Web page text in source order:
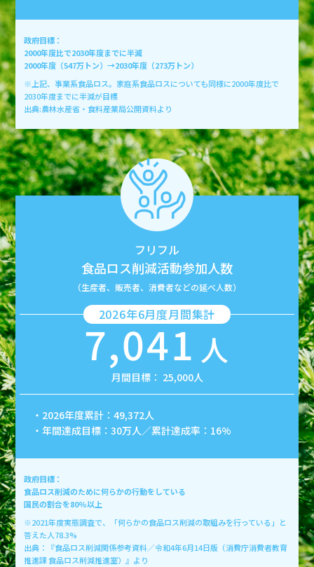
政府目標：
2000年度比で2030年度までに半減
2000年度（547万トン）→2030年度（273万トン）
※上記、事業系食品ロス。家庭系食品ロスについても同様に2000年度比で
2030年度までに半減が目標
出典:農林水産省・食料産業局公開資料より
フリフル
食品ロス削減活動参加人数
（生産者、販売者、消費者などの延べ人数）
2026年6月度月間集計
7,041人
月間目標： 25,000人
・2026年度累計：49,372人
・年間達成目標：30万人／累計達成率：16%
政府目標：
食品ロス削減のために何らかの行動をしている
国民の割合を80%以上
※2021年度実態調査で、「何らかの食品ロス削減の取組みを行っている」と
答えた人78.3%
出典：『食品ロス削減関係参考資料／令和4年6月14日版（消費庁消費者教育
推進課 食品ロス削減推進室）』より